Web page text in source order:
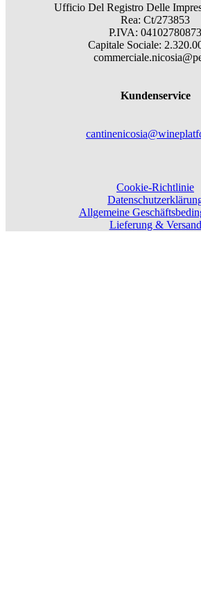
Ufficio Del Registro Delle
Rea: Ct/273853
P.IVA: 04102780873
Capitale Sociale:
Kundenservice
Cookie-Richtlinie
Allgemeine
Lieferung & Versand